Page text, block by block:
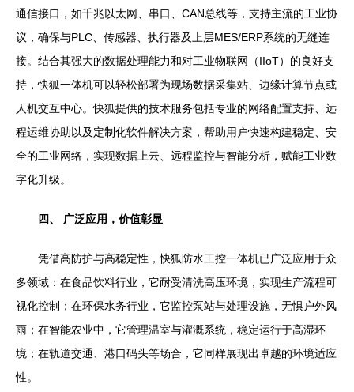
通信接口，如千兆以太网、串口、CAN总线等，支持主流的工业协
议，确保与PLC、传感器、执行器及上层MES/ERP系统的无缝连
接。结合其强大的数据处理能力和对工业物联网（IIoT）的良好支
持，快狐一体机可以轻松部署为现场数据采集站、边缘计算节点或
人机交互中心。快狐提供的技术服务包括专业的网络配置支持、远
程运维协助以及定制化软件解决方案，帮助用户快速构建稳定、安
全的工业网络，实现数据上云、远程监控与智能分析，赋能工业数
字化升级。
四、 广泛应用，价值彰显
凭借高防护与高稳定性，快狐防水工控一体机已广泛应用于众
多领域：在食品饮料行业，它耐受清洗高压环境，实现生产流程可
视化控制；在环保水务行业，它监控泵站与处理设施，无惧户外风
雨；在智能农业中，它管理温室与灌溉系统，稳定运行于高湿环
境；在轨道交通、港口码头等场合，它同样展现出卓越的环境适应
性。